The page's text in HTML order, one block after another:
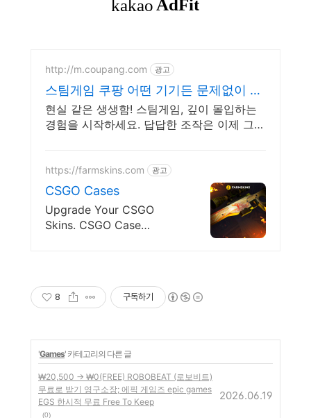
http://m.coupang.com 광고
스팀게임 쿠팡 어떤 기기든 문제없이 호
환
현실 같은 생생함! 스팀게임, 깊이 몰입하는
경험을 시작하세요. 답답한 조작은 이제 그
https://farmskins.com 광고
CSGO Cases
Upgrade Your CSGO
Skins. CSGO Case
8 구독하기
'Games' 카테고리의 다른 글
₩20,500 → ₩0(FREE) ROBOBEAT (로보비트)
무료로 받기 영구소장; 에픽 게임즈 epic games
EGS 한시적 무료 Free To Keep
(0)
2026.06.19